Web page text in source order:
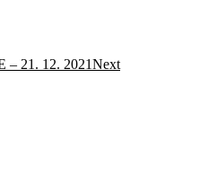
– 21. 12. 2021Next